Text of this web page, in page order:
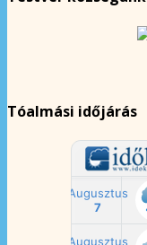
Tóalmási időjárás